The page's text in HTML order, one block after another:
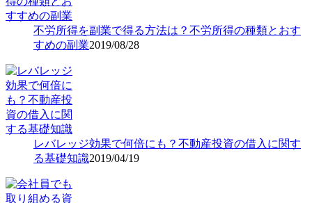
不労所得を副業で得る方法は？不労所得の種類とおす
すめの副業2019/08/28
レバレッジ効果で何倍にも？不動産投資の借入に関す
る基礎知識2019/04/19